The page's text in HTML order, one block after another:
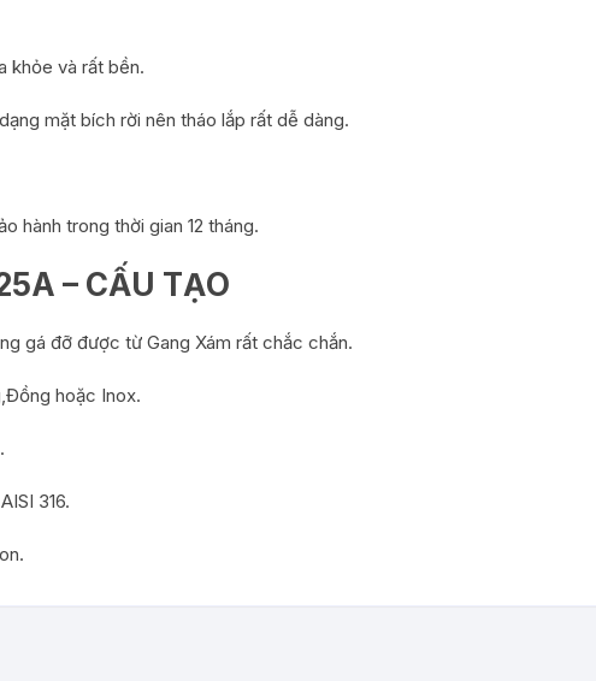
khỏe và rất bền.
mặt bích rời nên tháo lắp rất dễ dàng.
hành trong thời gian 12 tháng.
– CẤU TẠO
gá đỡ được từ Gang Xám rất chắc chắn.
hoặc Inox.
316.